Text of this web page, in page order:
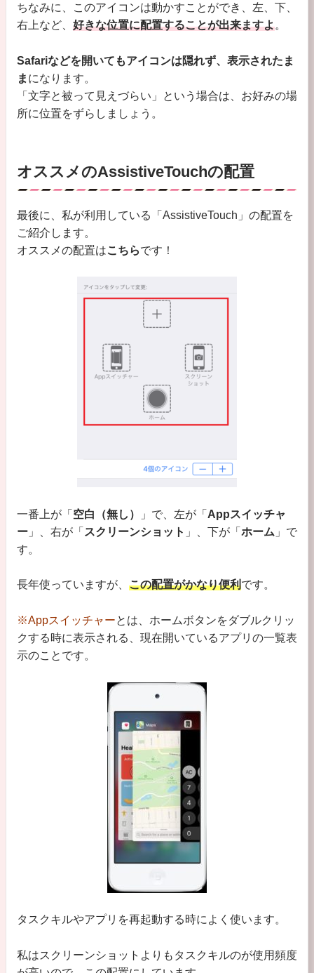
ちなみに、このアイコンは動かすことができ、左、下、
右上など、 好きな位置に配置することが出来ますよ。
Safariなどを開いてもアイコンは隠れず、表示されたま
ま になります。
「文字と被って見えづらい」という場合は、お好みの場
所に位置をずらしましょう。
オススメのAssistiveTouchの配置
最後に、私が利用している「AssistiveTouch」の配置を
ご紹介します。
オススメの配置はこちらです！
一番上が「 空白（無し） 」で、左が「 Appスイッチャ
ー 」、右が「 スクリーンショット 」、下が「 ホーム 」で
す。
長年使っていますが、 この配置がかなり便利です。
※Appスイッチャーとは、ホームボタンをダブルクリッ
クする時に表示される、現在開いているアプリの一覧表
示のことです。
タスクキルやアプリを再起動する時によく使います。
私はスクリーンショットよりもタスクキルのが使用頻度